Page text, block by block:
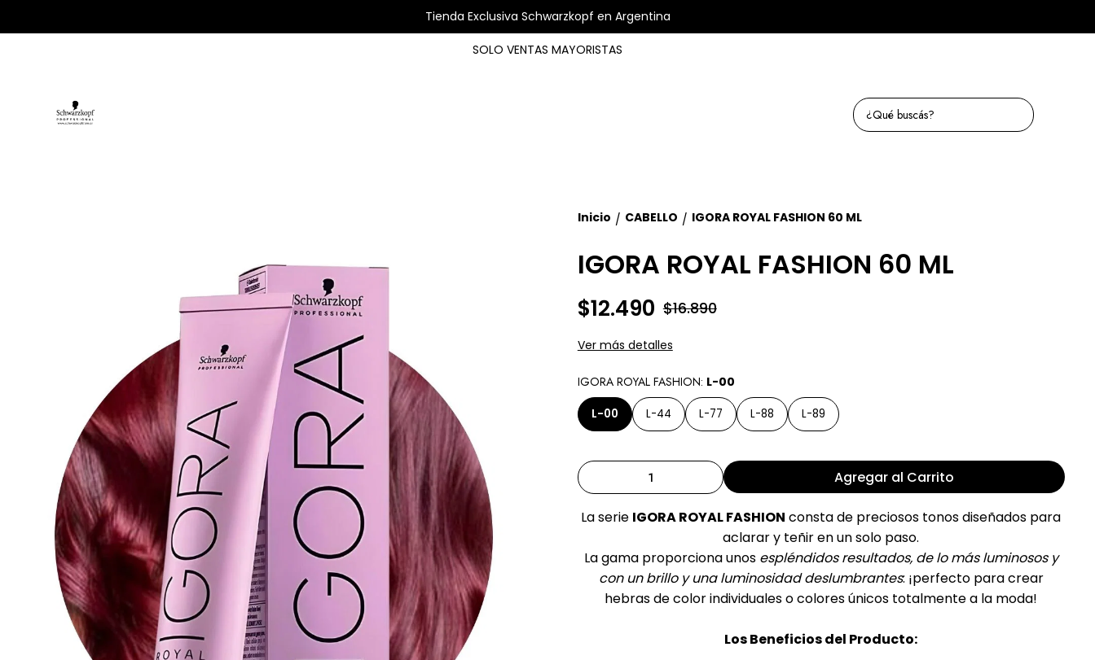
Tienda Exclusiva Schwarzkopf en Argentina
SOLO VENTAS MAYORISTAS
Inicio / CABELLO / IGORA ROYAL FASHION 60 ML
IGORA ROYAL FASHION 60 ML
$12.490 $16.890
Ver más detalles
IGORA ROYAL FASHION: L-00
L-00 L-44 L-77 L-88 L-89
Agregar al Carrito
La serie IGORA ROYAL FASHION consta de preciosos tonos diseñados para
aclarar y teñir en un solo paso.
La gama proporciona unos espléndidos resultados, de lo más luminosos y
con un brillo y una luminosidad deslumbrantes: ¡perfecto para crear
hebras de color individuales o colores únicos totalmente a la moda!
Los Beneficios del Producto: